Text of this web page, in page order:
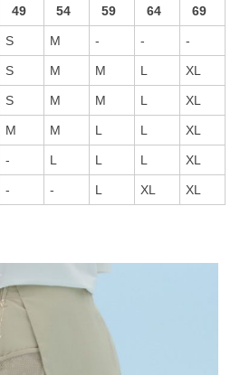
49
54
59
64
69
S M - - -
S M M L XL
S M M L XL
M M L L XL
- L L L XL
- - L XL XL